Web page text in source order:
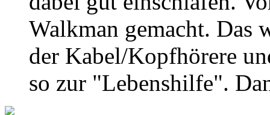
Walkman gemacht. Das
der Kabel/Kopfhörere
so zur "Lebenshilfe".